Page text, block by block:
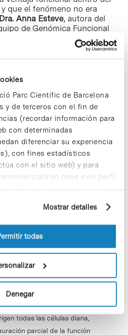
Parc Científic de Barcelona
y de terceros con el fin de
(recordar información para
con determinadas
diferenciar su experiencia
con fines estadísticos
con el sitio web) y para
en base a un perfil
hábitos de navegación (por
cookies puede consultar
sitio web.
Mostrar detalles
todas
Denegar
que el fenómeno no era
Dra. Anna Esteve, autora del
de Genómica Funcional
como reversión
esta reversión genética.
somáticas que
genéticos originales. Esto
la respuesta inmunitaria
la condición clínica de la
Dra. Laura Batlle Masó
del Grupo de
del VHIR. “Este
descrito previamente en
de la inmunidad, pero
paciente indica que incluso una
corregidas puede mejorar la
al EBV, con un beneficio clínico
abre la puerta al desarrollo de
Dado que las terapias
todas las células diana,
parcial de la función